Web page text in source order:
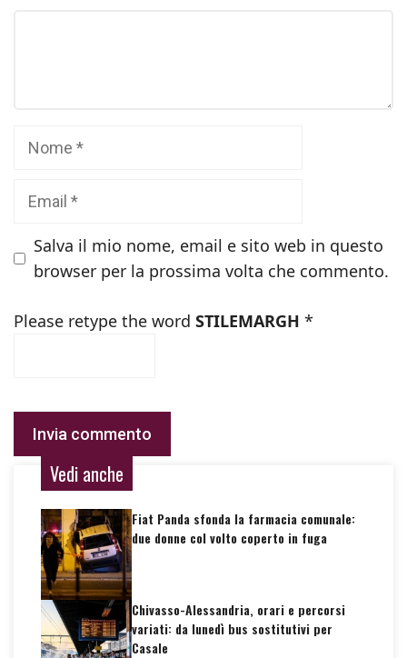
Salva il mio nome, email e sito web in questo
browser per la prossima volta che commento.
Please retype the word STILEMARGH *
Vedi anche
Fiat Panda sfonda la farmacia comunale:
due donne col volto coperto in fuga
Chivasso-Alessandria, orari e percorsi
variati: da lunedì bus sostitutivi per
Casale